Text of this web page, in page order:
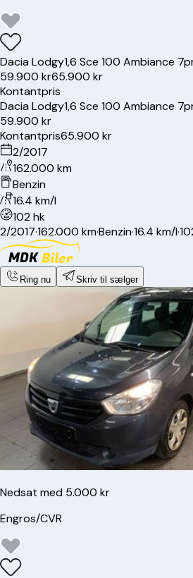
DaciaLodgy1,6 Sce 100 Ambiance
59.900 kr65.900 kr
Kontantpris
DaciaLodgy1,6 Sce 100 Ambiance
59.900 kr
Kontantpris65.900 kr
2/2017
162.000 km
Benzin
16.4 km/l
102 hk
2/2017·162.000 km·Benzin·16.4 km/l·
Ring nu Skriv til sælger
Nedsat med 5.000 kr
Engros/CVR